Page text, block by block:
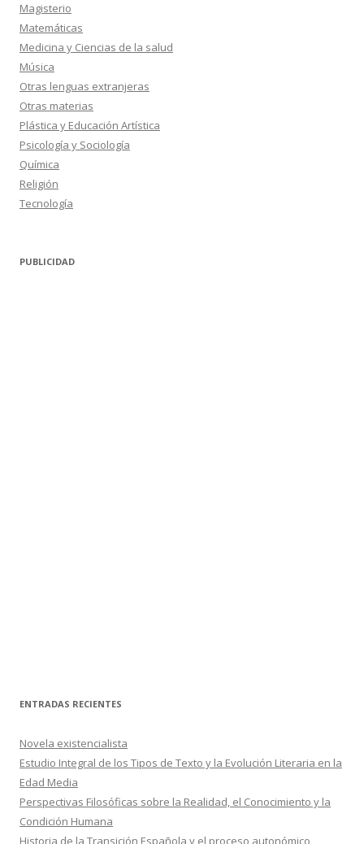
Magisterio
Matemáticas
Medicina y Ciencias de la salud
Música
Otras lenguas extranjeras
Otras materias
Plástica y Educación Artística
Psicología y Sociología
Química
Religión
Tecnología
PUBLICIDAD
ENTRADAS RECIENTES
Novela existencialista
Estudio Integral de los Tipos de Texto y la Evolución Literaria en la
Edad Media
Perspectivas Filosóficas sobre la Realidad, el Conocimiento y la
Condición Humana
Historia de la Transición Española y el proceso autonómico